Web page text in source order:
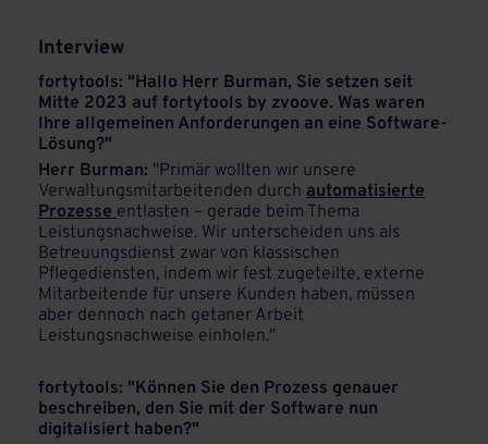
Interview
fortytools: "Hallo Herr Burman, Sie setzen seit
Mitte 2023 auf fortytools by zvoove. Was waren
Ihre allgemeinen Anforderungen an eine Software-
Lösung?"
Herr Burman: "Primär wollten wir unsere
Verwaltungsmitarbeitenden durch automatisierte
Prozesseentlasten – gerade beim Thema
Leistungsnachweise. Wir unterscheiden uns als
Betreuungsdienst zwar von klassischen
Pflegediensten, indem wir fest zugeteilte, externe
Mitarbeitende für unsere Kunden haben, müssen
aber dennoch nach getaner Arbeit
Leistungsnachweise einholen."
fortytools: "Können Sie den Prozess genauer
beschreiben, den Sie mit der Software nun
digitalisiert haben?"